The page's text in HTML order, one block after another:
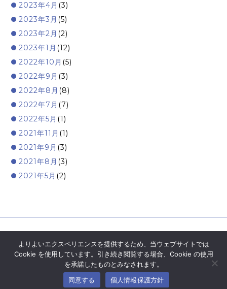
2023年4月 (3)
2023年3月 (5)
2023年2月 (2)
2023年1月 (12)
2022年10月 (5)
2022年9月 (3)
2022年8月 (8)
2022年7月 (7)
2022年5月 (1)
2021年11月 (1)
2021年9月 (3)
2021年8月 (3)
2021年5月 (2)
© Moore Mirai&Co. All Right Reserved.
よりよいエクスペリエンスを提供するため、当ウェブサイトでは
Cookie を使用しています。引き続き閲覧する場合、Cookie の使用
を承諾したものとみなされます。
同意する
個人情報保護方針